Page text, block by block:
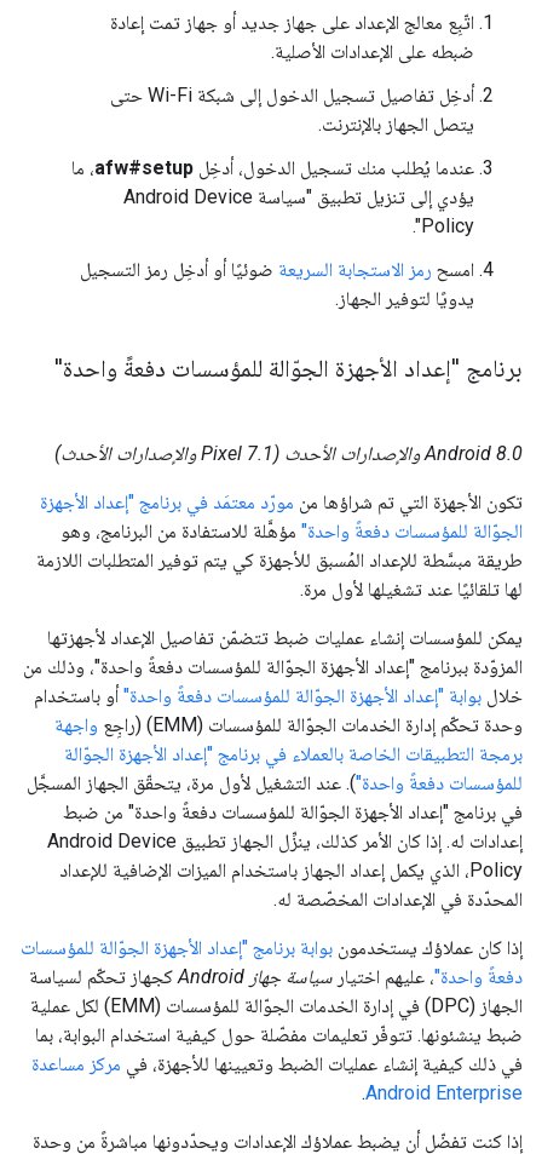
اتّبِع معالج الإعداد على جهاز جديد أو جهاز تمت إعادة
ضبطه على الإعدادات الأصلية.
أدخِل تفاصيل تسجيل الدخول إلى شبكة Wi-Fi حتى
يتصل الجهاز بالإنترنت.
عندما يُطلب منك تسجيل الدخول، أدخِل afw#setup، ما
يؤدي إلى تنزيل تطبيق "سياسة Android Device
Policy".
امسح رمز الاستجابة السريعة ضوئيًا أو أدخِل رمز التسجيل
يدويًا لتوفير الجهاز.
برنامج "إعداد الأجهزة الجوّالة للمؤسسات دفعةً واحدة"
Android 8.0 والإصدارات الأحدث (Pixel 7.1 والإصدارات الأحدث)
تكون الأجهزة التي تم شراؤها من مورّد معتمَد في برنامج "إعداد الأجهزة
الجوّالة للمؤسسات دفعةً واحدة" مؤهَّلة للاستفادة من البرنامج، وهو
طريقة مبسَّطة للإعداد المُسبق للأجهزة كي يتم توفير المتطلبات اللازمة
لها تلقائيًا عند تشغيلها لأول مرة.
يمكن للمؤسسات إنشاء عمليات ضبط تتضمّن تفاصيل الإعداد لأجهزتها
المزوّدة ببرنامج "إعداد الأجهزة الجوّالة للمؤسسات دفعةً واحدة"، وذلك من
خلال بوابة "إعداد الأجهزة الجوّالة للمؤسسات دفعةً واحدة"أو باستخدام
وحدة تحكّم إدارة الخدمات الجوّالة للمؤسسات (EMM) (راجِع
واجهة
برمجة التطبيقات الخاصة بالعملاء في برنامج "إعداد الأجهزة الجوّالة
للمؤسسات دفعةً واحدة"). عند التشغيل لأول مرة، يتحقّق الجهاز المسجَّل
في برنامج "إعداد الأجهزة الجوّالة للمؤسسات دفعةً واحدة" من ضبط
إعدادات له. إذا كان الأمر كذلك، ينزِّل الجهاز تطبيق Android Device
Policy، الذي يكمل إعداد الجهاز باستخدام الميزات الإضافية للإعداد
المحدّدة في الإعدادات المخصّصة له.
إذا كان عملاؤك يستخدمون بوابة برنامج "إعداد الأجهزة الجوّالة للمؤسسات
دفعةً واحدة"، عليهم اختيار سياسة جهاز Android
كجهاز تحكّم لسياسة
الجهاز (DPC) في إدارة الخدمات الجوّالة للمؤسسات (EMM) لكل عملية
ضبط ينشئونها. تتوفّر تعليمات مفصّلة حول كيفية استخدام البوابة، بما
في ذلك كيفية إنشاء عمليات الضبط وتعيينها للأجهزة، في مركز مساعدة
Android Enterprise
.
إذا كنت تفضّل أن يضبط عملاؤك الإعدادات ويحدّدونها مباشرةً من وحدة